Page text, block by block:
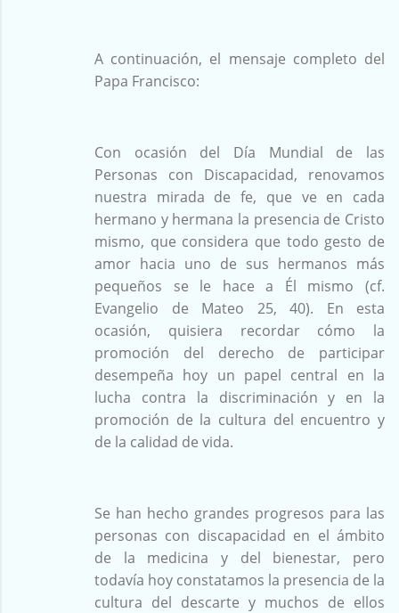
A continuación, el mensaje completo del
Papa Francisco:
Con ocasión del Día Mundial de las
Personas con Discapacidad, renovamos
nuestra mirada de fe, que ve en cada
hermano y hermana la presencia de Cristo
mismo, que considera que todo gesto de
amor hacia uno de sus hermanos más
pequeños se le hace a Él mismo (cf.
Evangelio de Mateo 25, 40). En esta
ocasión, quisiera recordar cómo la
promoción del derecho de participar
desempeña hoy un papel central en la
lucha contra la discriminación y en la
promoción de la cultura del encuentro y
de la calidad de vida.
Se han hecho grandes progresos para las
personas con discapacidad en el ámbito
de la medicina y del bienestar, pero
todavía hoy constatamos la presencia de la
cultura del descarte y muchos de ellos